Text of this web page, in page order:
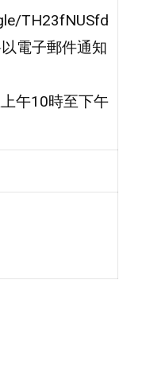
TH23fNUSfd
電子郵件通知
午10時至下午